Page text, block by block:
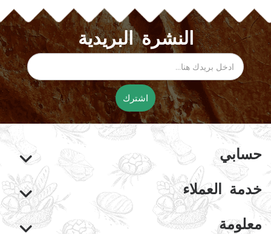
النشرة البريدية
اشترك
حسابي
خدمة العملاء
معلومة